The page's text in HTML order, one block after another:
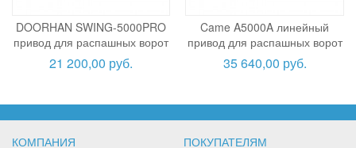
DOORHAN SWING-5000PRO
привод для распашных ворот
21 200,00 руб.
Came A5000A линейный
привод для распашных ворот
35 640,00 руб.
КОМПАНИЯ ПОКУПАТЕЛЯМ